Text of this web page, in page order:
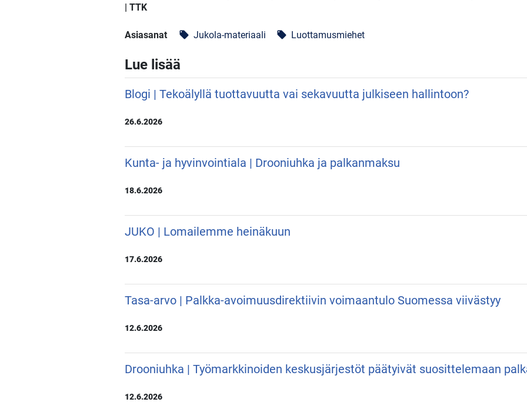
| TTK
Asiasanat local_offer Jukola-materiaali local_offer Luottamusmiehet
Lue lisää
Blogi | Tekoälyllä tuottavuutta vai sekavuutta julkiseen hallintoon?
26.6.2026
Kunta- ja hyvinvointiala | Drooniuhka ja palkanmaksu
18.6.2026
JUKO | Lomailemme heinäkuun
17.6.2026
Tasa-arvo | Palkka-avoimuusdirektiivin voimaantulo Suomessa viivästyy
12.6.2026
Drooniuhka | Työmarkkinoiden keskusjärjestöt päätyivät suosittelemaan
12.6.2026